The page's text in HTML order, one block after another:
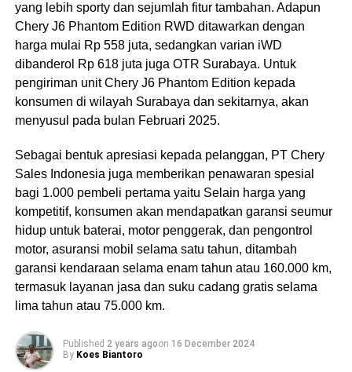
yang lebih sporty dan sejumlah fitur tambahan. Adapun
Chery J6 Phantom Edition RWD ditawarkan dengan
harga mulai Rp 558 juta, sedangkan varian iWD
dibanderol Rp 618 juta juga OTR Surabaya. Untuk
pengiriman unit Chery J6 Phantom Edition kepada
konsumen di wilayah Surabaya dan sekitarnya, akan
menyusul pada bulan Februari 2025.
Sebagai bentuk apresiasi kepada pelanggan, PT Chery
Sales Indonesia juga memberikan penawaran spesial
bagi 1.000 pembeli pertama yaitu Selain harga yang
kompetitif, konsumen akan mendapatkan garansi seumur
hidup untuk baterai, motor penggerak, dan pengontrol
motor, asuransi mobil selama satu tahun, ditambah
garansi kendaraan selama enam tahun atau 160.000 km,
termasuk layanan jasa dan suku cadang gratis selama
lima tahun atau 75.000 km.
Published 2 years agoon 16 December 2024
By Koes Biantoro